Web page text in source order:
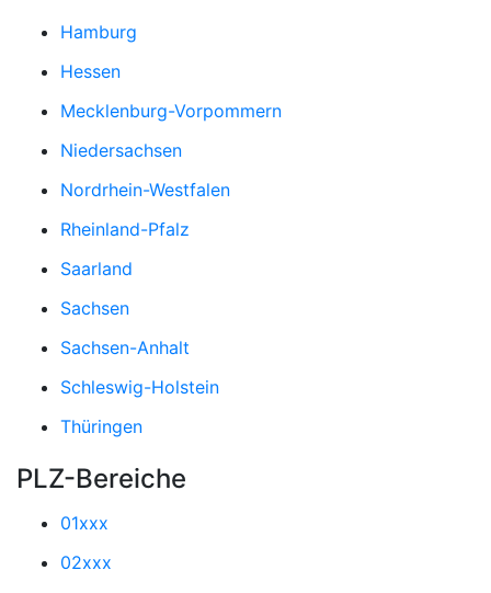
Hamburg
Hessen
Mecklenburg-Vorpommern
Niedersachsen
Nordrhein-Westfalen
Rheinland-Pfalz
Saarland
Sachsen
Sachsen-Anhalt
Schleswig-Holstein
Thüringen
PLZ-Bereiche
01xxx
02xxx